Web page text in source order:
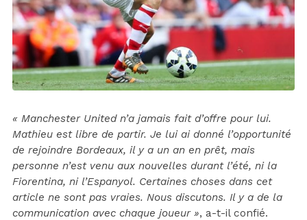
« Manchester United n’a jamais fait d’offre pour lui.
Mathieu est libre de partir. Je lui ai donné l’opportunité
de rejoindre Bordeaux, il y a un an en prêt, mais
personne n’est venu aux nouvelles durant l’été, ni la
Fiorentina, ni l’Espanyol. Certaines choses dans cet
article ne sont pas vraies. Nous discutons. Il y a de la
communication avec chaque joueur », a-t-il confié.